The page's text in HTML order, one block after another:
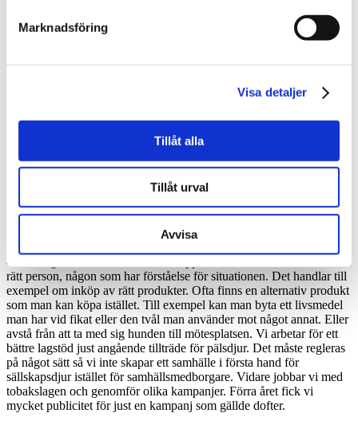
Marknadsföring
Visa detaljer
Tillåt alla
Tillåt urval
Avvisa
det att bara vara i närheten av dessa för att få en
reaktion. Hela miljön kan lätt bli kontaminerad. Det här
ovanligt att behöva ta bort ägg från hela skolmatsalen,
och just rutiner för att det ska fungera på ett bra sätt för
– Det tyngsta för många är annars det privata umgänget med släkt
många miljöer innebär en social exkludering som tar på alla plan.
Kunskap och hänsyn hjälper
Hur kommer man egentligen åt detta?
– Det är givetvis svårt. Det är helt upp till att man får kontakt med
rätt person, någon som har förståelse för situationen. Det handlar till
exempel om inköp av rätt produkter. Ofta finns en alternativ produkt
som man kan köpa istället. Till exempel kan man byta ett livsmedel
man har vid fikat eller den tvål man använder mot något annat. Eller
avstå från att ta med sig hunden till mötesplatsen. Vi arbetar för ett
bättre lagstöd just angående tillträde för pälsdjur. Det måste regleras
på något sätt så vi inte skapar ett samhälle i första hand för
sällskapsdjur istället för samhällsmedborgare. Vidare jobbar vi med
tobakslagen och genomför olika kampanjer. Förra året fick vi
mycket publicitet för just en kampanj som gällde dofter.